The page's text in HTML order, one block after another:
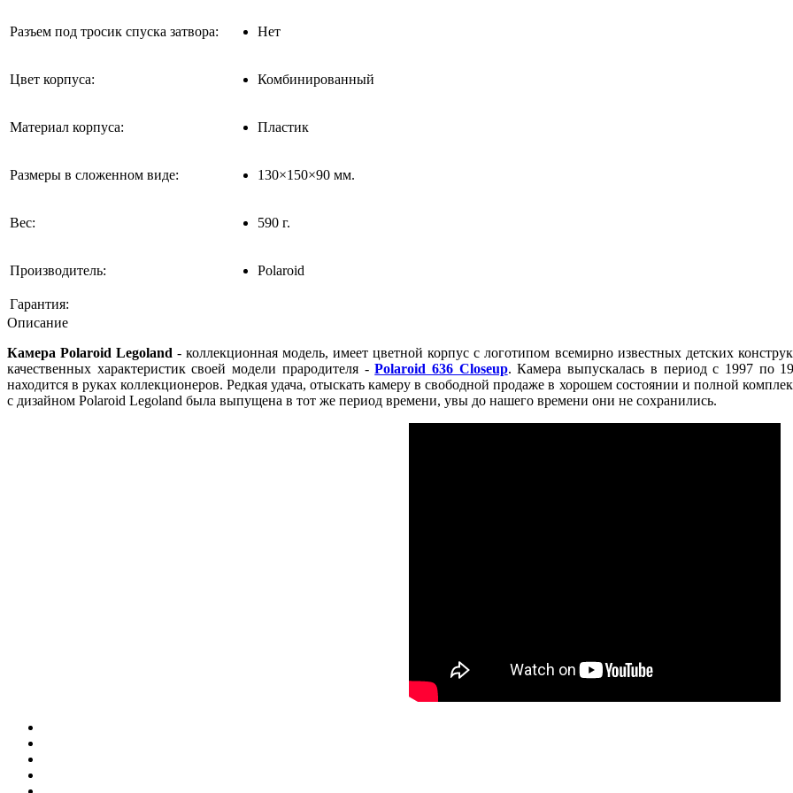
Разъем под тросик спуска затвора: Нет
Цвет корпуса: Комбинированный
Материал корпуса: Пластик
Размеры в сложенном виде: 130×150×90 мм.
Вес: 590 г.
Производитель: Polaroid
Гарантия:
Описание
Камера Polaroid Legoland - коллекционная модель, имеет цветной корпус с логотипом всемирно известных детских
качественных характеристик своей модели прародителя -Polaroid 636 Closeup. Камера выпускалась в период с 1997 по
находится в руках коллекционеров. Редкая удача, отыскать камеру в свободной продаже в хорошем состоянии и полной
с дизайном Polaroid Legoland была выпущена в тот же период времени, увы до нашего времени они не сохранились.